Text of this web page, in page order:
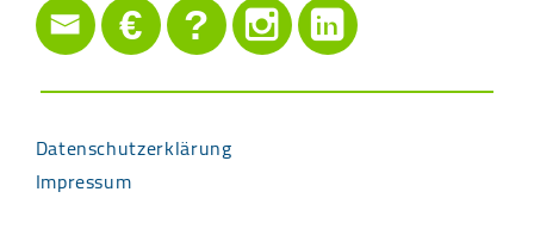
€ ?
Datenschutzerklärung
Impressum